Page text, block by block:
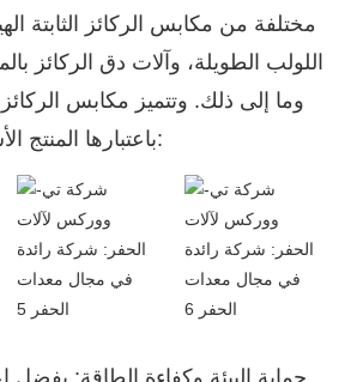
مختلفة من مكابس الركائز الثابتة
اللولب الطويلة، وآلات دق الركائز
وما إلى ذلك. وتتميز مكابس الركائز
باعتبارها المنتج الأساسي، بمزايا كبيرة: